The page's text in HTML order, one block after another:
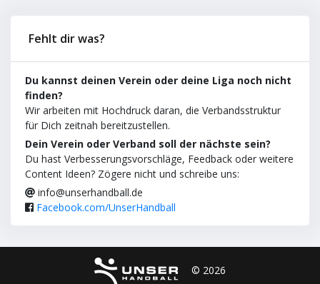
Fehlt dir was?
Du kannst deinen Verein oder deine Liga noch nicht
finden?
Wir arbeiten mit Hochdruck daran, die Verbandsstruktur
für Dich zeitnah bereitzustellen.
Dein Verein oder Verband soll der nächste sein?
Du hast Verbesserungsvorschläge, Feedback oder weitere
Content Ideen? Zögere nicht und schreibe uns:
info@unserhandball.de
Facebook.com/UnserHandball
© 2026